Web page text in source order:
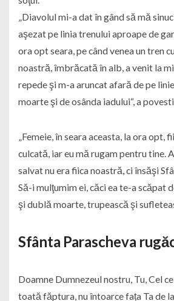
„Diavolul mi-a dat în gând să mă
aşezat pe linia trenului aproape de
ora opt seara, pe când venea un tren
noastră, îmbrăcată în alb, a venit la
repede şi m-a aruncat afară de pe
moarte şi de osânda iadului“, a
„Femeie, în seara aceasta, la ora opt,
culcată, iar eu mă rugam pentru tine.
salvat nu era fiica noastră, ci însăşi
Să-i mulţumim ei, căci ea te-a scăpat
şi dublă moarte, trupească şi
Sfânta Parascheva
Doamne Dumnezeul nostru, Tu, Cel
toată făptura, nu întoarce fața Ta de